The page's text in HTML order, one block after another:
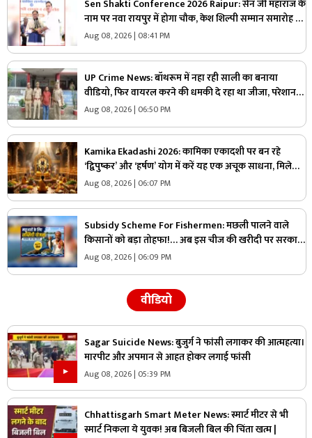
Sen Shakti Conference 2026 Raipur: सेन जी महाराज के
नाम पर नवा रायपुर में होगा चौक, केश शिल्पी सम्मान समारोह में
सीएम साय ने किया ऐलान, सामुदायिक भवन के लिए इतने लाख
Aug 08, 2026 | 08:41 PM
UP Crime News: बॉथरूम में नहा रही साली का बनाया
वीडियो, फिर वायरल करने की धमकी दे रहा था जीजा, परेशान
युवती ने उठाया ये खौफनाक कदम
Aug 08, 2026 | 06:50 PM
Kamika Ekadashi 2026: कामिका एकादशी पर बन रहे
‘द्विपुष्कर’ और ‘हर्षण’ योग में करें यह एक अचूक साधना, मिलेगा
“वाजपेय” यज्ञ का महापुण्य!
Aug 08, 2026 | 06:07 PM
Subsidy Scheme For Fishermen: मछली पालने वाले
किसानों को बड़ा तोहफा!… अब इस चीज की खरीदी पर सरकार
देगी 70 प्रतिशत की छूट, जानिए कैसे ले सकते हैं लाभ
Aug 08, 2026 | 06:09 PM
वीडियो
Sagar Suicide News: बुजुर्ग ने फांसी लगाकर की आत्महत्या।
मारपीट और अपमान से आहत होकर लगाई फांसी
Aug 08, 2026 | 05:39 PM
Chhattisgarh Smart Meter News: स्मार्ट मीटर से भी
स्मार्ट निकला ये युवक! अब बिजली बिल की चिंता खत्म |